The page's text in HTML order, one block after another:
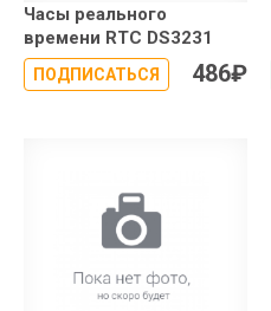
Часы реального
времени RTC DS3231
ПОДПИСАТЬСЯ 486₽